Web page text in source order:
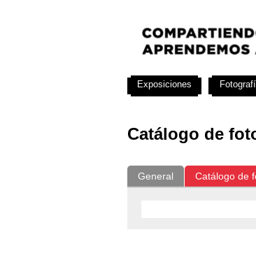
Catálogo de
General Catálogo de
Exposiciones